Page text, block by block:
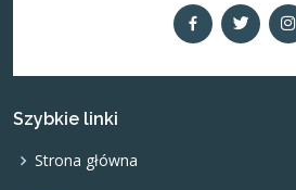
Szybkie linki
Strona główna